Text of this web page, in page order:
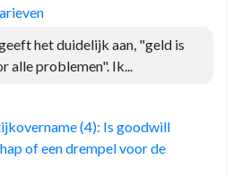
het duidelijk aan, "geld is
problemen". Ik...
(4): Is goodwill
of een drempel voor de